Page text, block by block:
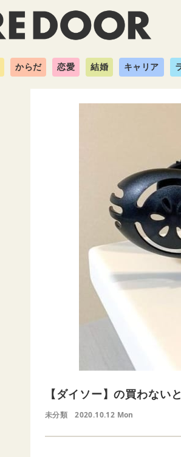
からだ 恋愛 結婚 キャリア
【ダイソー】の買わな
未分類 2020.10.12 Mon